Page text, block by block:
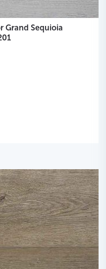
Grand Sequioia